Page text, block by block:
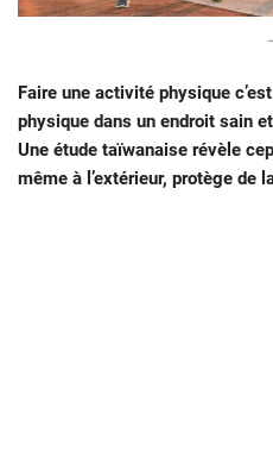
Faire une activité physique
physique dans un endroit sain
Une étude taïwanaise révèle
même à l’extérieur, protège de